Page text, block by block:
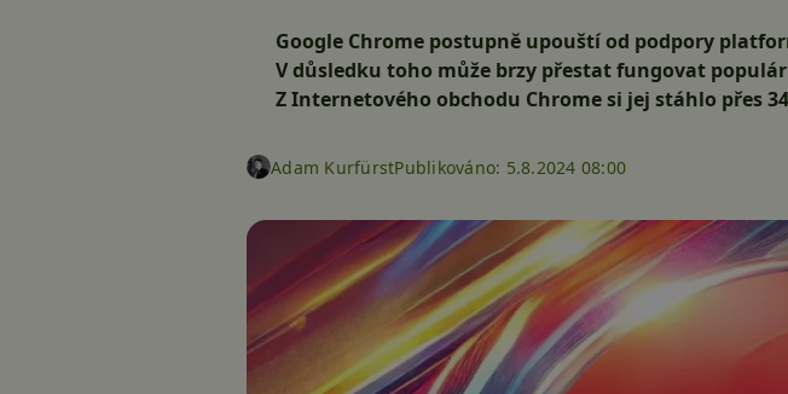
Google Chrome postupně upouští od podpory
V důsledku toho může brzy přestat fungovat
Z Internetového obchodu Chrome si jej stáhlo přes
Adam KurfürstPublikováno: 5.8.2024 08:00